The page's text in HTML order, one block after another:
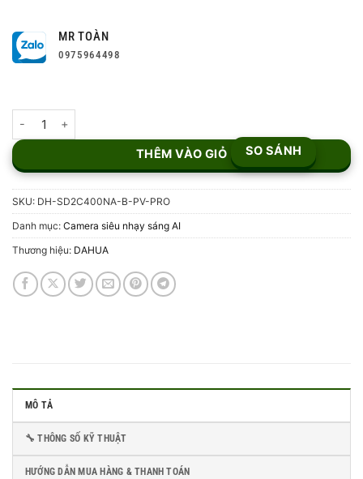
MR TOÀN
0975964498
THÊM VÀO GIỎ SO SÁNH
SKU: DH-SD2C400NA-B-PV-PRO
Danh mục: Camera siêu nhạy sáng AI
Thương hiệu: DAHUA
MÔ TẢ
🔧 THÔNG SỐ KỸ THUẬT
HƯỚNG DẪN MUA HÀNG & THANH TOÁN